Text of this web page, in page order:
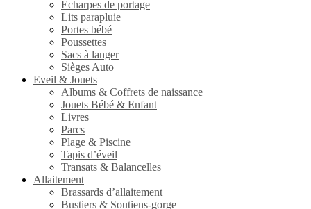
Echarpes de portage
Lits parapluie
Portes bébé
Poussettes
Sacs à langer
Sièges Auto
Eveil & Jouets
Albums & Coffrets de naissance
Jouets Bébé & Enfant
Livres
Parcs
Plage & Piscine
Tapis d’éveil
Transats & Balancelles
Allaitement
Brassards d’allaitement
Bustiers & Soutiens-gorge